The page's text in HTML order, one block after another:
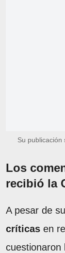
Su publicación
Los
recibió la
A pesar de
críticas en
cuestionaron